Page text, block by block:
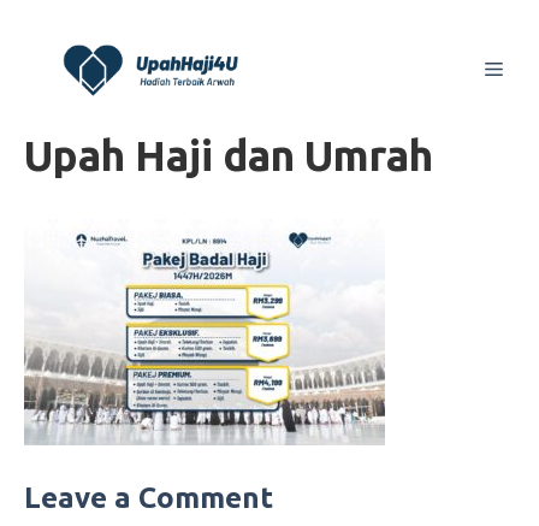
content
Upah Haji dan Umrah
Leave a Comment